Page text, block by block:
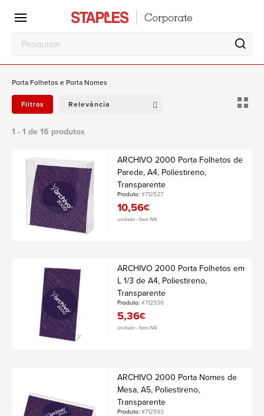
Escritório
Local
trabalho
Porta Folhetos e Porta Nomes
Filtros Relevância
1 - 1 de 16 produtos
ARCHIVO 2000 Porta Folhetos de
Parede, A4, Poliestireno,
Transparente
Produto:#712527
10,56€
unidade • Sem IVA
ARCHIVO 2000 Porta Folhetos em
L 1/3 de A4, Poliestireno,
Transparente
Produto:#712536
5,36€
unidade • Sem IVA
ARCHIVO 2000 Porta Nomes de
Mesa, A5, Poliestireno,
Transparente
Produto:#712593